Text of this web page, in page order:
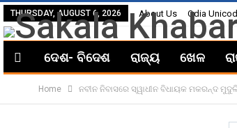
THURSDAY, AUGUST 6, 2026 About Us Odia
ଦେଶ- ବିଦେଶ ରାଜ୍ୟ ଖେଳ
Home ନବୀନ ନିବାସରେ ସ୍ୱାଧୀନ ବିଧାୟକ ମକରନ୍ଦ